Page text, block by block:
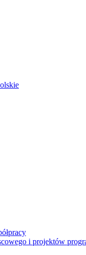
i projektów